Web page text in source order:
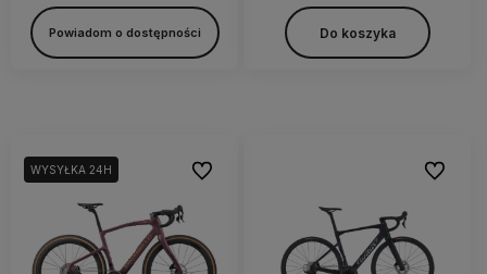
Powiadom o dostępności Do koszyka
WYSYŁKA 24H Do ulubionych Do